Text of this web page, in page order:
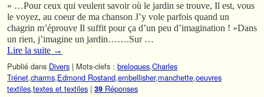
« …Pour ceux qui veulent savoir où le jardin se trouve, Il est, vous
le voyez, au coeur de ma chanson J’y vole parfois quand un
chagrin m’éprouve Il suffit pour ça d’un peu d’imagination ! »Dans
un rien, j’imagine un jardin…….Sur …
Lire la suite →
Publié dans Divers | Mots-clefs : breloques,Charles
Trénet,charms,Edmond Rostand,embellisher,manchette,oeuvres
textiles,textes et textiles | 39 Réponses